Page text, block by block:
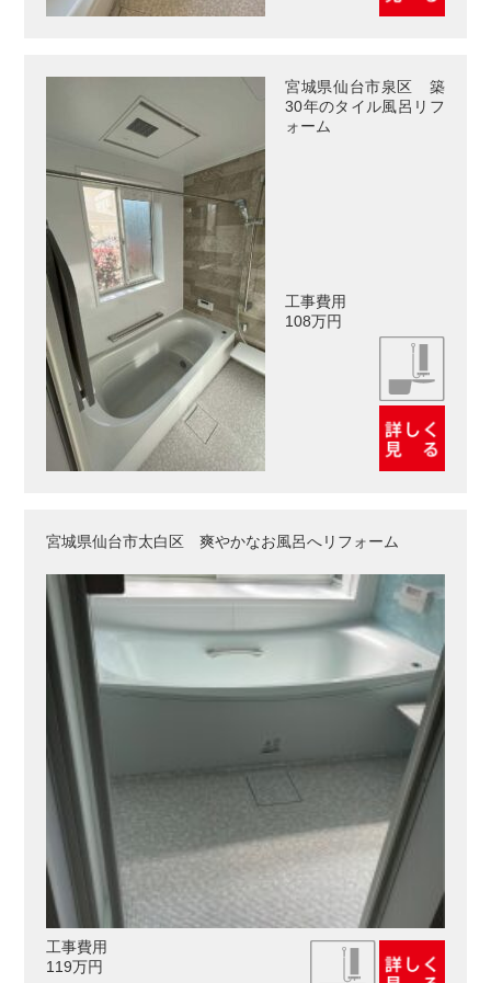
宮城県仙台市泉区 築
30年のタイル風呂リフ
ォーム
工事費用
108万円
宮城県仙台市太白区 爽やかなお風呂へリフォーム
工事費用
119万円